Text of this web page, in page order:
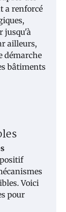
a renforcé
jusqu'à
ailleurs,
démarche
bâtiments
Voici
pour